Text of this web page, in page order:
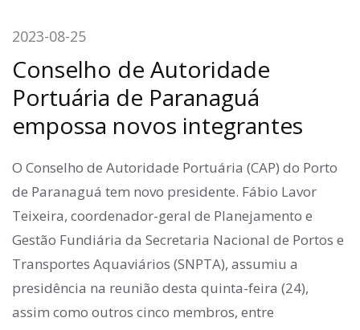
2023-08-25
Conselho de Autoridade
Portuária de Paranaguá
empossa novos integrantes
O Conselho de Autoridade Portuária (CAP) do Porto
de Paranaguá tem novo presidente. Fábio Lavor
Teixeira, coordenador-geral de Planejamento e
Gestão Fundiária da Secretaria Nacional de Portos e
Transportes Aquaviários (SNPTA), assumiu a
presidência na reunião desta quinta-feira (24),
assim como outros cinco membros, entre